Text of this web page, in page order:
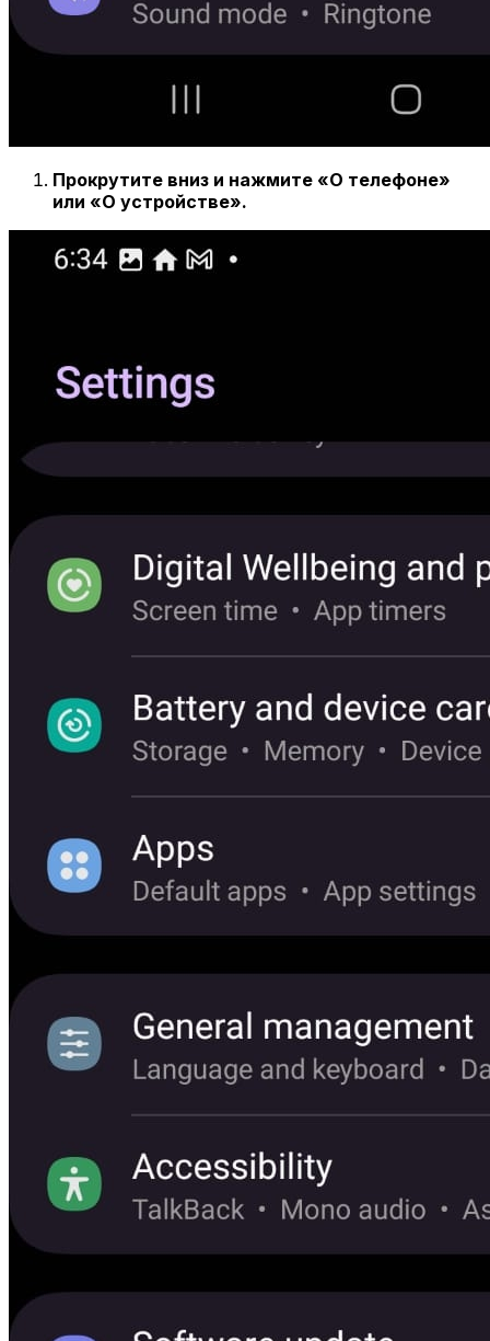
Прокрутите вниз и нажмите «О телефоне»
или «О устройстве».